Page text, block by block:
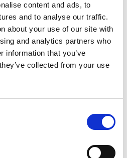
content and ads, to
and to analyse our traffic.
about your use of our site with
and analytics partners who
information that you’ve
collected from your use
testen:Vor dem
,
und Nurturing
Complianceprüfen (z.
-Nutzung) und anhand